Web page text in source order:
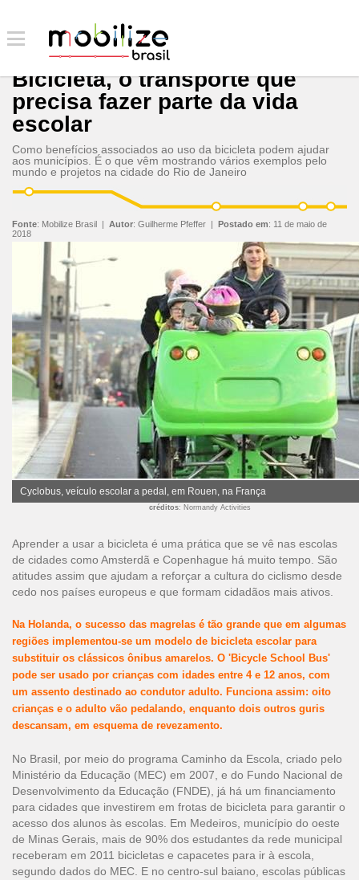
Bicicleta, o transporte que
precisa fazer parte da vida
escolar
Como benefícios associados ao uso da bicicleta podem ajudar
aos municípios. É o que vêm mostrando vários exemplos pelo
mundo e projetos na cidade do Rio de Janeiro
Fonte: Mobilize Brasil | Autor: Guilherme Pfeffer | Postado em: 11 de maio de
2018
Cyclobus, veículo escolar a pedal, em Rouen, na França
créditos: Normandy Activities
Aprender a usar a bicicleta é uma prática que se vê nas escolas
de cidades como Amsterdã e Copenhague há muito tempo. São
atitudes assim que ajudam a reforçar a cultura do ciclismo desde
cedo nos países europeus e que formam cidadãos mais ativos.
Na Holanda, o sucesso das magrelas é tão grande que em algumas
regiões implementou-se um modelo de bicicleta escolar para
substituir os clássicos ônibus amarelos. O 'Bicycle School Bus'
pode ser usado por crianças com idades entre 4 e 12 anos, com
um assento destinado ao condutor adulto. Funciona assim: oito
crianças e o adulto vão pedalando, enquanto dois outros guris
descansam, em esquema de revezamento.
No Brasil, por meio do programa Caminho da Escola, criado pelo
Ministério da Educação (MEC) em 2007, e do Fundo Nacional de
Desenvolvimento da Educação (FNDE), já há um financiamento
para cidades que investirem em frotas de bicicleta para garantir o
acesso dos alunos às escolas. Em Medeiros, município do oeste
de Minas Gerais, mais de 90% dos estudantes da rede municipal
receberam em 2011 bicicletas e capacetes para ir à escola,
segundo dados do MEC. E no centro-sul baiano, escolas públicas